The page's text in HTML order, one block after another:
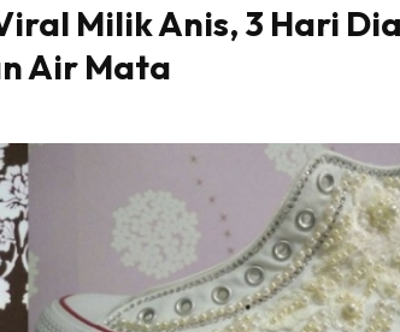
on top dengan fashion muslimah
KLIK DI SEENI
Milik Anis, 3 Hari Dia
Air Mata